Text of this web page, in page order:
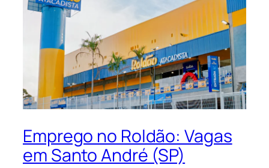
Emprego no Roldão: Vagas
em Santo André (SP)